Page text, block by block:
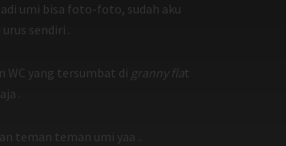
umi bisa foto-foto, sudah aku
sendiri .
WC yang tersumbat di granny flat
.
teman teman umi yaa ..